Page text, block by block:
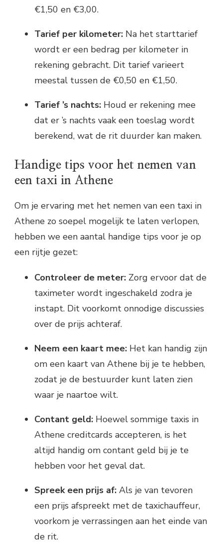
€1,50 en €3,00.
Tarief per kilometer: Na het starttarief
wordt er een bedrag per kilometer in
rekening gebracht. Dit tarief varieert
meestal tussen de €0,50 en €1,50.
Tarief ’s nachts: Houd er rekening mee
dat er ’s nachts vaak een toeslag wordt
berekend, wat de rit duurder kan maken.
Handige tips voor het nemen van
een taxi in Athene
Om je ervaring met het nemen van een taxi in
Athene zo soepel mogelijk te laten verlopen,
hebben we een aantal handige tips voor je op
een rijtje gezet:
Controleer de meter: Zorg ervoor dat de
taximeter wordt ingeschakeld zodra je
instapt. Dit voorkomt onnodige discussies
over de prijs achteraf.
Neem een kaart mee: Het kan handig zijn
om een kaart van Athene bij je te hebben,
zodat je de bestuurder kunt laten zien
waar je naartoe wilt.
Contant geld: Hoewel sommige taxis in
Athene creditcards accepteren, is het
altijd handig om contant geld bij je te
hebben voor het geval dat.
Spreek een prijs af: Als je van tevoren
een prijs afspreekt met de taxichauffeur,
voorkom je verrassingen aan het einde van
de rit.